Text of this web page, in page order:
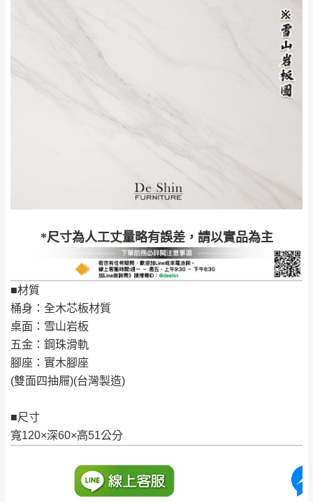
*尺寸為人工丈量略有誤差，請以實品為主
■材質
桶身：全木芯板材質
桌面：雪山岩板
五金：鋼珠滑軌
腳座：實木腳座
(雙面四抽屜)(台灣製造)
■尺寸
寬120×深60×高51公分
基隆
苗栗
運費
$ 9,000以下：
＊A108產品另收運費
卓蘭鎮、三灣、通
霄山區、西湖、泰
到貨時間：指定送貨日當天以電話聯絡確認
台北市、新北市地區固定每周(三)、(日)兩天收送貨
暫無配送地區：
雄、屏東、宜蘭、 花蓮、台東、金門、馬祖、澎湖地區
（可於LINE線上詢問 →
加收說明
天在家等貨，以節省您的寶貴時間。
由於百貨公司配送較為不易，故暫無法配送
若您選擇三聯式或索取兩聯式發票，發票將於商品
完成出貨15個工作天另行寄出，另外約加上2~7個
公司客服人員，我們將為您更換新品，運費
皆由本站負責，所有退回及換貨之商品必須
是全新狀態且完整包裝，床墊、床包、枕頭
包裝、廠商紙及所有附隨文件或資料之完整
性)，若未依照上述方式處理，恕無法接受退
貨。
由於透過電腦螢幕選購商品，可能會因個人
電腦螢幕的設定色差或解析度等因素， 與實
訂購前詳加確認。(包含商品尺寸是否合適)。
丈量，難免會有些許誤差值(約正負0.5CM)
詳細尺寸以實品為主。